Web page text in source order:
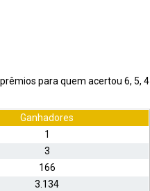
para quem acertou 6, 5, 4
Ganhadores
1
3
166
3.134